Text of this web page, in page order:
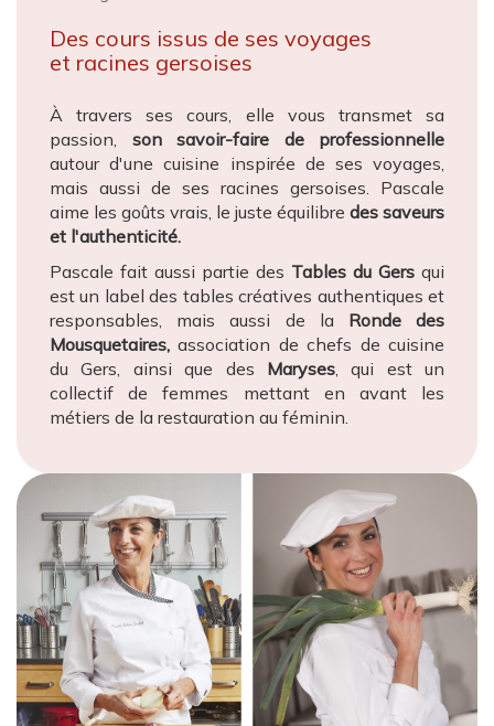
Des cours issus de ses voyages
et racines gersoises
À travers ses cours, elle vous transmet sa
passion, son savoir-faire de professionnelle
autour d'une cuisine inspirée de ses voyages,
mais aussi de ses racines gersoises. Pascale
aime les goûts vrais, le juste équilibre des saveurs
et l'authenticité.
Pascale fait aussi partie des Tables du Gers qui
est un label des tables créatives authentiques et
responsables, mais aussi de la Ronde des
Mousquetaires, association de chefs de cuisine
du Gers, ainsi que des Maryses, qui est un
collectif de femmes mettant en avant les
métiers de la restauration au féminin.